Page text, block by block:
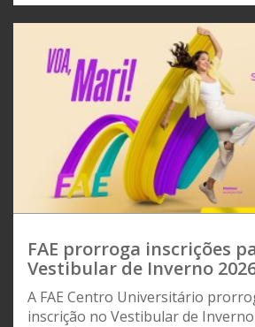
FAE prorroga inscrições
Vestibular de Inverno
A FAE Centro Universitário
inscrição no Vestibular de Inverno